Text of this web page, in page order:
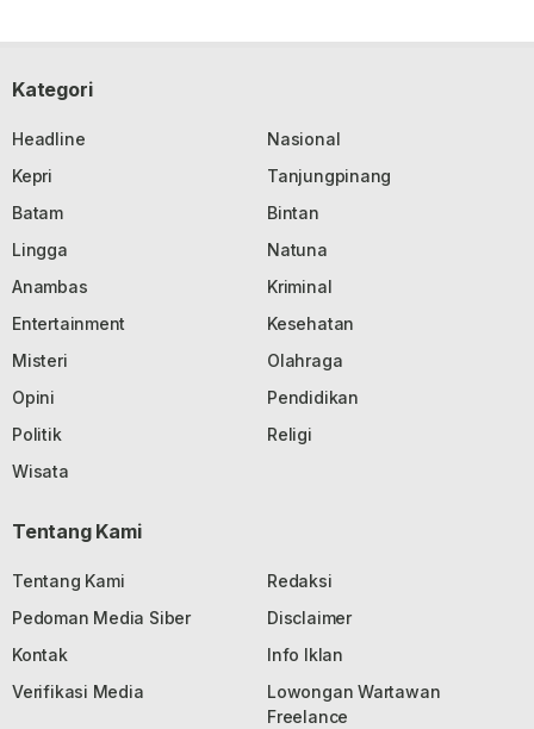
Kategori
Headline
Nasional
Kepri
Tanjungpinang
Batam
Bintan
Lingga
Natuna
Anambas
Kriminal
Entertainment
Kesehatan
Misteri
Olahraga
Opini
Pendidikan
Politik
Religi
Wisata
Tentang Kami
Tentang Kami
Redaksi
Pedoman Media Siber
Disclaimer
Kontak
Info Iklan
Verifikasi Media
Lowongan Wartawan
Freelance